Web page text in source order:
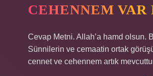
CEHENNEM VAR
Cevap Metni. Allah’a hamd olsun.
Sünnilerin ve cemaatin ortak
cennet ve cehennem artık